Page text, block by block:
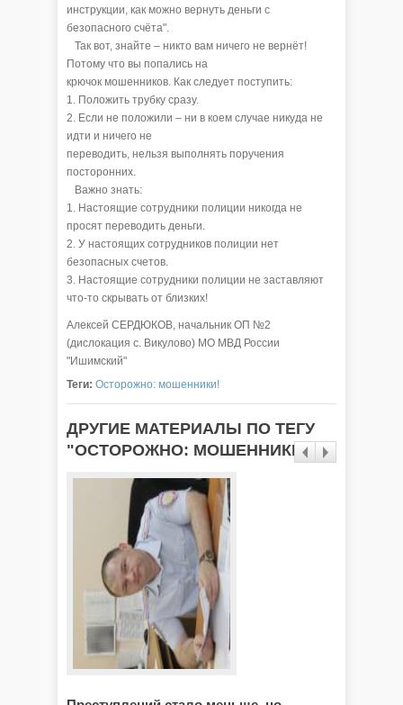
инструкции, как можно вернуть деньги с
безопасного счёта".
Так вот, знайте – никто вам ничего не вернёт!
Потому что вы попались на
крючок мошенников. Как следует поступить:
1. Положить трубку сразу.
2. Если не положили – ни в коем случае никуда не
идти и ничего не
переводить, нельзя выполнять поручения
посторонних.
Важно знать:
1. Настоящие сотрудники полиции никогда не
просят переводить деньги.
2. У настоящих сотрудников полиции нет
безопасных счетов.
3. Настоящие сотрудники полиции не заставляют
что-то скрывать от близких!
Алексей СЕРДЮКОВ, начальник ОП №2
(дислокация с. Викулово) МО МВД России
"Ишимский"
Теги: Осторожно: мошенники!
ДРУГИЕ МАТЕРИАЛЫ ПО ТЕГУ
"ОСТОРОЖНО: МОШЕННИКИ!"